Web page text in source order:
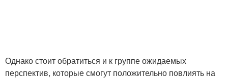
Однако стоит обратиться и к группе ожидаемых
перспектив, которые смогут положительно повлиять на